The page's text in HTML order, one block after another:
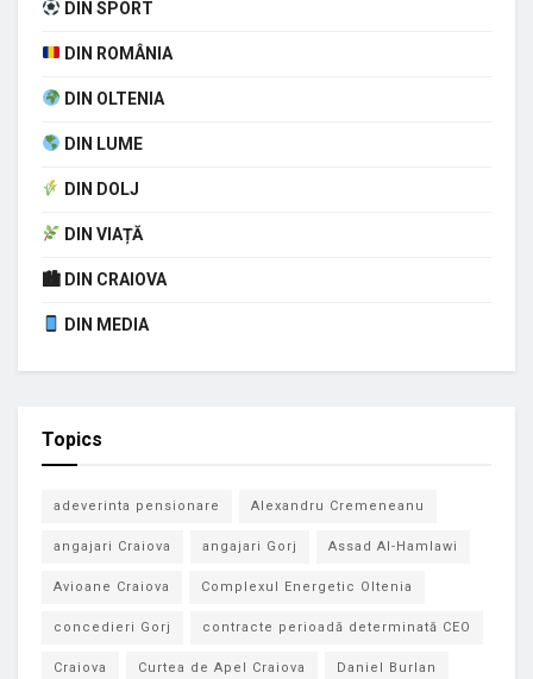
DIN SPORT
DIN ROMÂNIA
DIN OLTENIA
DIN LUME
DIN DOLJ
DIN VIAȚĂ
🏙 DIN CRAIOVA
DIN MEDIA
Topics
adeverinta pensionare Alexandru Cremeneanu
angajari Craiova angajari Gorj Assad Al-Hamlawi
Avioane Craiova Complexul Energetic Oltenia
concedieri Gorj contracte perioadă determinată CEO
Craiova Curtea de Apel Craiova Daniel Burlan